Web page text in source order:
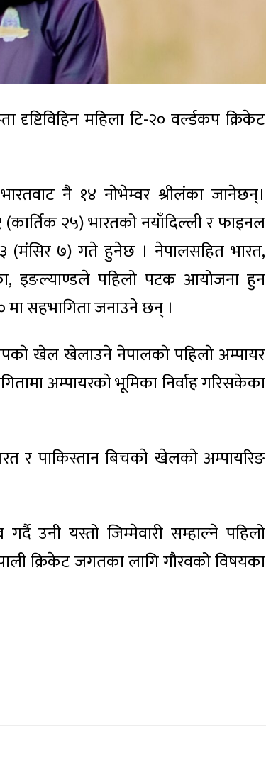
दृष्टिविहिन महिला टि-२० वर्ल्डकप क्रिकेट
नै १४ नाेभेम्वर श्रीलंका जानेछन्।
२५) भारतको नयाँदिल्ली र फाइनल
(मंसिर ७) गते हुनेछ । नेपालसहित भारत,
इङल्याण्डले पहिलो पटक आयोजना हुन
मा सहभागिता जनाउने छन् ।
खेल खेलाउने नेपालकाे पहिलाे अम्पायर
अम्पायरकाे भूमिका निर्वाह गरिसकेका
र पाकिस्तान बिचकाे खेलकाे अम्पायरिङ
गर्दै उनी यस्तो जिम्मेवारी सम्हाल्ने पहिलो
क्रिकेट जगतका लागि गौरवको विषयका